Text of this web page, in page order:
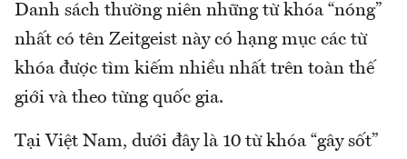
Danh sách thường niên những từ khóa “nóng”
nhất có tên Zeitgeist này có hạng mục các từ
khóa được tìm kiếm nhiều nhất trên toàn thế
giới và theo từng quốc gia.
Tại Việt Nam, dưới đây là 10 từ khóa “gây sốt”